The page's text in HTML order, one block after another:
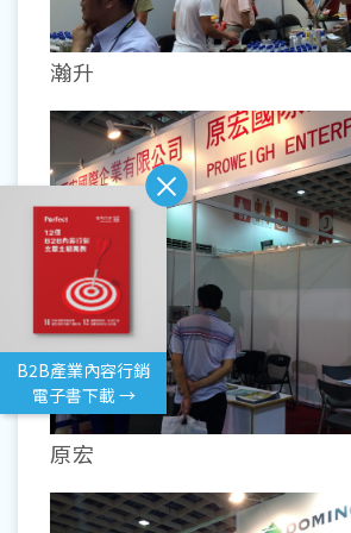
B2B產業內容行銷
電子書下載 →
瀚升
原宏